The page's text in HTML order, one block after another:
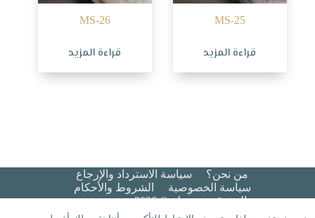
MS-25
قراءة المزيد
MS-26
قراءة المزيد
من نحن؟
سياسة الاسترداد والإرجاع
سياسة الخصوصية
الشروط والأحكام​
جميع الحقوق محفوظة © 2026 هيبة عريس